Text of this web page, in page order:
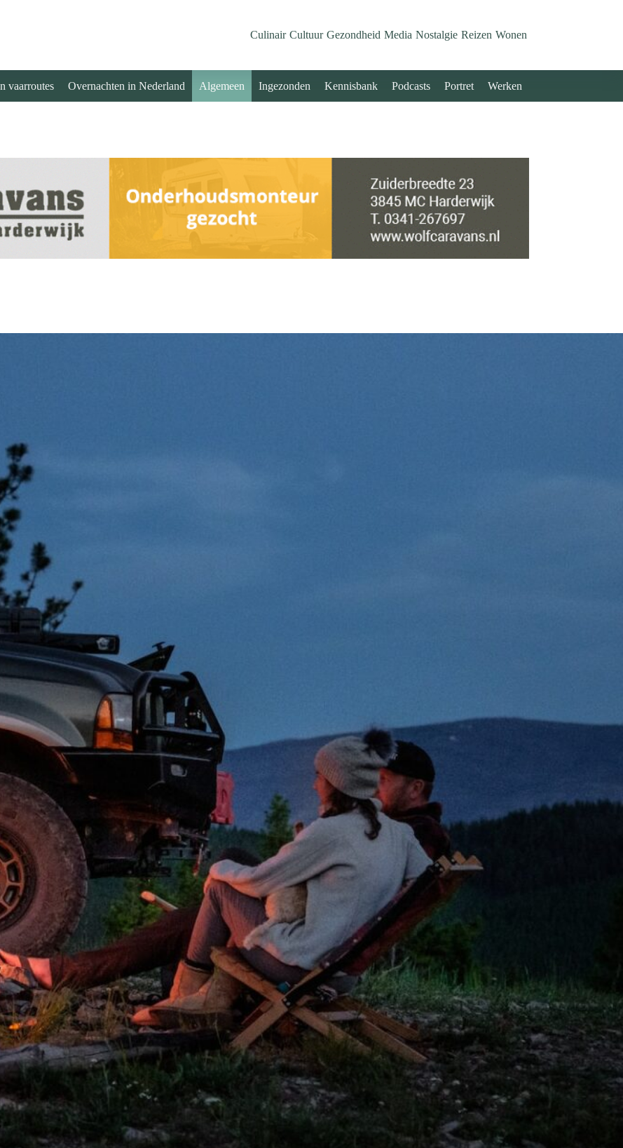
Culinair Cultuur Gezondheid Media Nostalgie Reizen Wonen
vaarroutes Overnachten in Nederland Algemeen Ingezonden Kennisbank Podcasts Portret Werken